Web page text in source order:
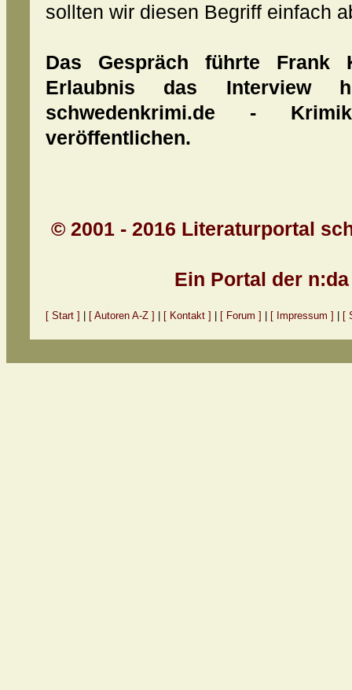
sollten wir diesen Begriff einfach
Das Gespräch führte
Erlaubnis das Interview
schwedenkrimi.de -
veröffentlichen.
© 2001 - 2016 Literaturportal
Ein Portal der
[ Start ] [ Autoren A-Z ] [ Kontakt ] [ Forum ] [ Impressum ] [